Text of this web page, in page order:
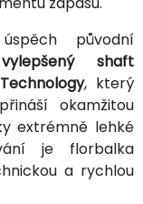
původní
vylepšený shaft
, který
okamžitou
extrémně lehké
je florbalka
a rychlou